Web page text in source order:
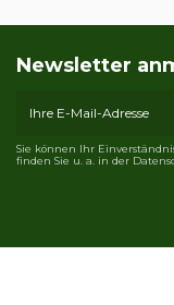
Newsletter
Sie können Ihr
finden Sie u. a. in der